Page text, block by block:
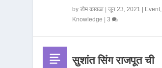
byडोम कावळा |जून 23, 2021 Event,
Knowledge |3
सुशांत सिंग राजपूत ची